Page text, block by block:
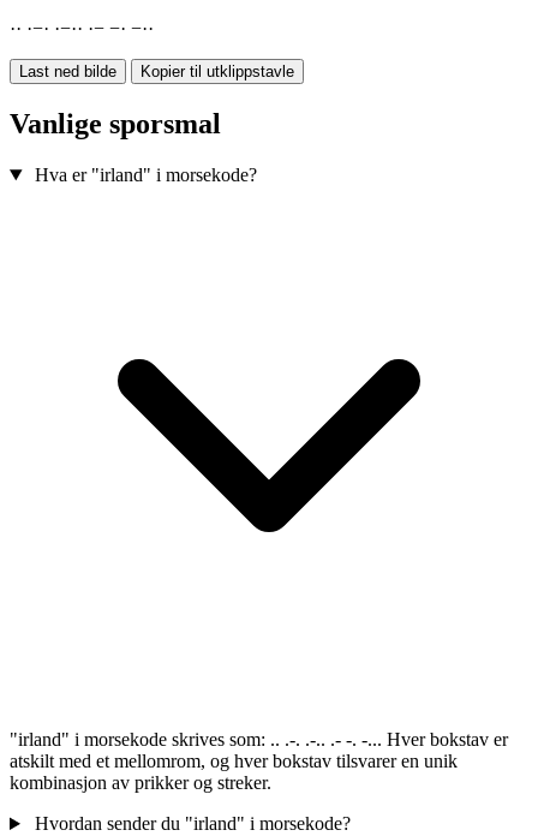
·· ·−· ·−·· ·− −· −··
Last ned bilde Kopier til utklippstavle
Vanlige sporsmal
Hva er "irland" i morsekode?
"irland" i morsekode skrives som: .. .-. .-.. .- -. -... Hver bokstav er
atskilt med et mellomrom, og hver bokstav tilsvarer en unik
kombinasjon av prikker og streker.
Hvordan sender du "irland" i morsekode?